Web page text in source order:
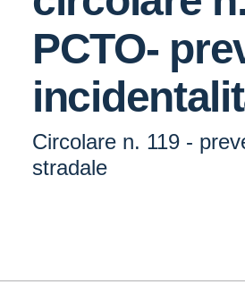
PCTO-
Circolare n. 119 -
stradale